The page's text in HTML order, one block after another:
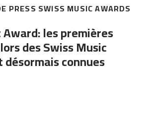
PRESS SWISS MUSIC AWARDS
les premières
des Swiss Music
connues